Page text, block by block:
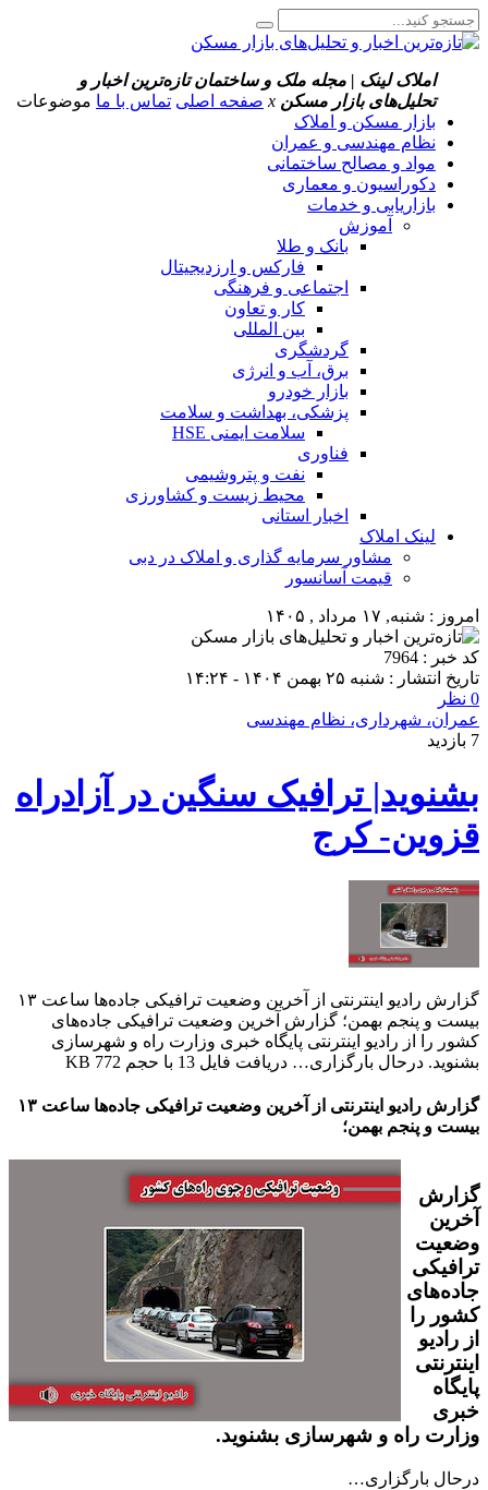
املاک لینک | مجله ملک و ساختمان تازه‌ترین اخبار و
تحلیل‌های بازار مسکن x صفحه اصلی تماس با ما موضوعات
بازار مسکن و املاک
نظام مهندسی و عمران
مواد و مصالح ساختمانی
دکوراسیون و معماری
بازاریابی و خدمات
آموزش
بانک و طلا
فارکس و ارزدیجیتال
اجتماعی و فرهنگی
کار و تعاون
بین المللی
گردشگری
برق، آب و انرژی
بازار خودرو
پزشکی، بهداشت و سلامت
سلامت ایمنی HSE
فناوری
نفت و پتروشیمی
محیط زیست و کشاورزی
اخبار استانی
لینک املاک
مشاور سرمایه گذاری و املاک در دبی
قیمت آسانسور
امروز : شنبه, ۱۷ مرداد , ۱۴۰۵
کد خبر : 7964
تاریخ انتشار : شنبه ۲۵ بهمن ۱۴۰۴ - ۱۴:۲۴
0 نظر
عمران، شهرداری، نظام مهندسی
7 بازدید
بشنوید| ترافیک سنگین در آزادراه
قزوین- کرج
گزارش رادیو اینترنتی از آخرین وضعیت ترافیکی جاده‌ها ساعت ۱۳
بیست و پنجم بهمن؛ گزارش آخرین وضعیت ترافیکی جاده‌های
کشور را از رادیو اینترنتی پایگاه خبری وزارت راه و شهرسازی
بشنوید. درحال بارگزاری… دریافت فایل 13 با حجم 772 KB
گزارش رادیو اینترنتی از آخرین وضعیت ترافیکی جاده‌ها ساعت ۱۳
بیست و پنجم بهمن؛
گزارش
آخرین
وضعیت
ترافیکی
جاده‌های
کشور را
از رادیو
اینترنتی
پایگاه
خبری
وزارت راه و شهرسازی بشنوید.
درحال بارگزاری…